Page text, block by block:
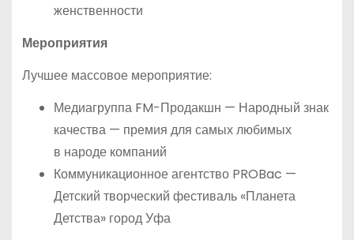
женственности
Мероприятия
Лучшее массовое мероприятие:
Медиагруппа FM-Продакшн — Народный знак
качества — премия для самых любимых
в народе компаний
Коммуникационное агентство PROBac —
Детский творческий фестиваль «Планета
Детства» город Уфа